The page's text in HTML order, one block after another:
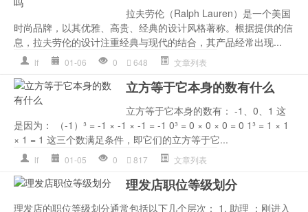
拉夫劳伦（Ralph Lauren）是一个美国
时尚品牌，以其优雅、高贵、经典的设计风格著称。根据提供的信
息，拉夫劳伦的设计注重经典与现代的结合，其产品经常出现...
lf 01-06 0 648 文章列表
立方等于它本身的数有什么
立方等于它本身的数有： -1、0、1 这
是因为： （-1）³ = -1 × -1 × -1 = -1 0³ = 0 × 0 × 0 = 0 1³ = 1 × 1
× 1 = 1 这三个数满足条件，即它们的立方等于它...
lf 01-05 0 817 文章列表
理发店职位等级划分
理发店的职位等级划分通常包括以下几个层次： 1. 助理 ：刚进入